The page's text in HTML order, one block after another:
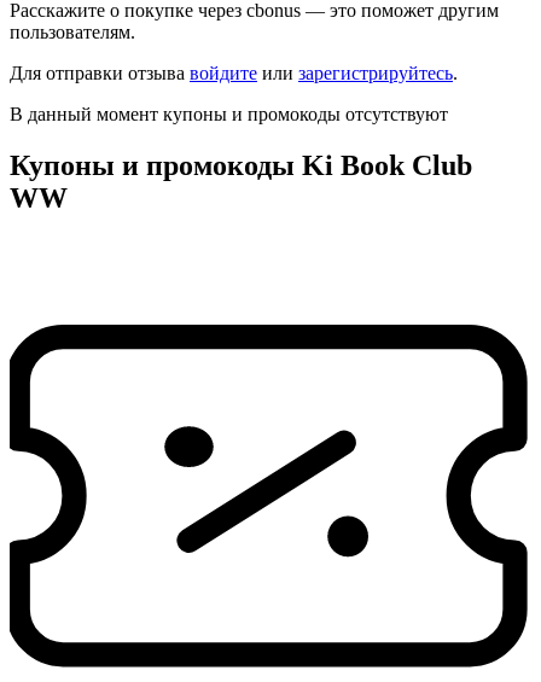
Расскажите о покупке через cbonus — это поможет другим
пользователям.
Для отправки отзыва войдите или зарегистрируйтесь.
В данный момент купоны и промокоды отсутствуют
Купоны и промокоды Ki Book Club
WW